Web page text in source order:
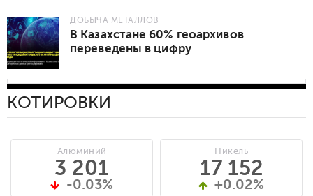
ДОБЫЧА МЕТАЛЛОВ
В Казахстане 60% геоархивов
переведены в цифру
КОТИРОВКИ
Алюминий
3 201
-0.03%
Никель
17 152
+0.02%